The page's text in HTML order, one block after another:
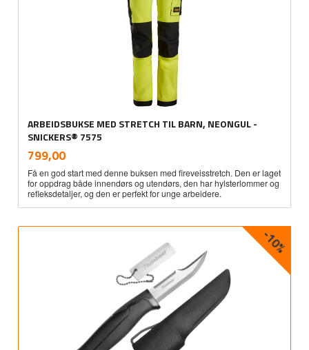
ARBEIDSBUKSE MED STRETCH TIL BARN, NEONGUL -
SNICKERS® 7575
Pris
799,00mva.
Få en god start med denne buksen med fireveisstretch. Den er laget
for oppdrag både innendørs og utendørs, den har hylsterlommer og
refleksdetaljer, og den er perfekt for unge arbeidere.
-10%